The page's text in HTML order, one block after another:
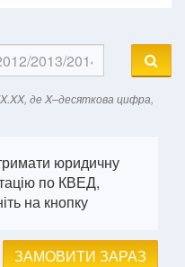
де X–десяткова цифра,
юридичну
по КВЕД,
на кнопку
ЗАМОВИТИ ЗАРАЗ